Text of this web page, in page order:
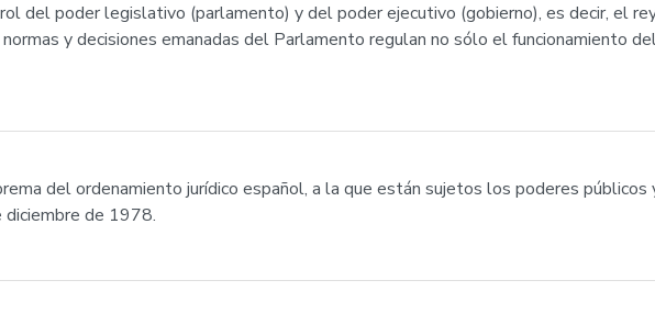
del poder legislativo (parlamento) y del poder ejecutivo (gobierno), es decir, el
y decisiones emanadas del Parlamento regulan no sólo el funcionamiento
del ordenamiento jurídico español, a la que están sujetos los poderes públicos
diciembre de 1978.